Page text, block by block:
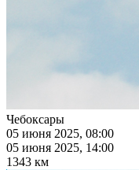
Чебоксары
05 июня 2025, 08:00
05 июня 2025, 14:00
1343 км